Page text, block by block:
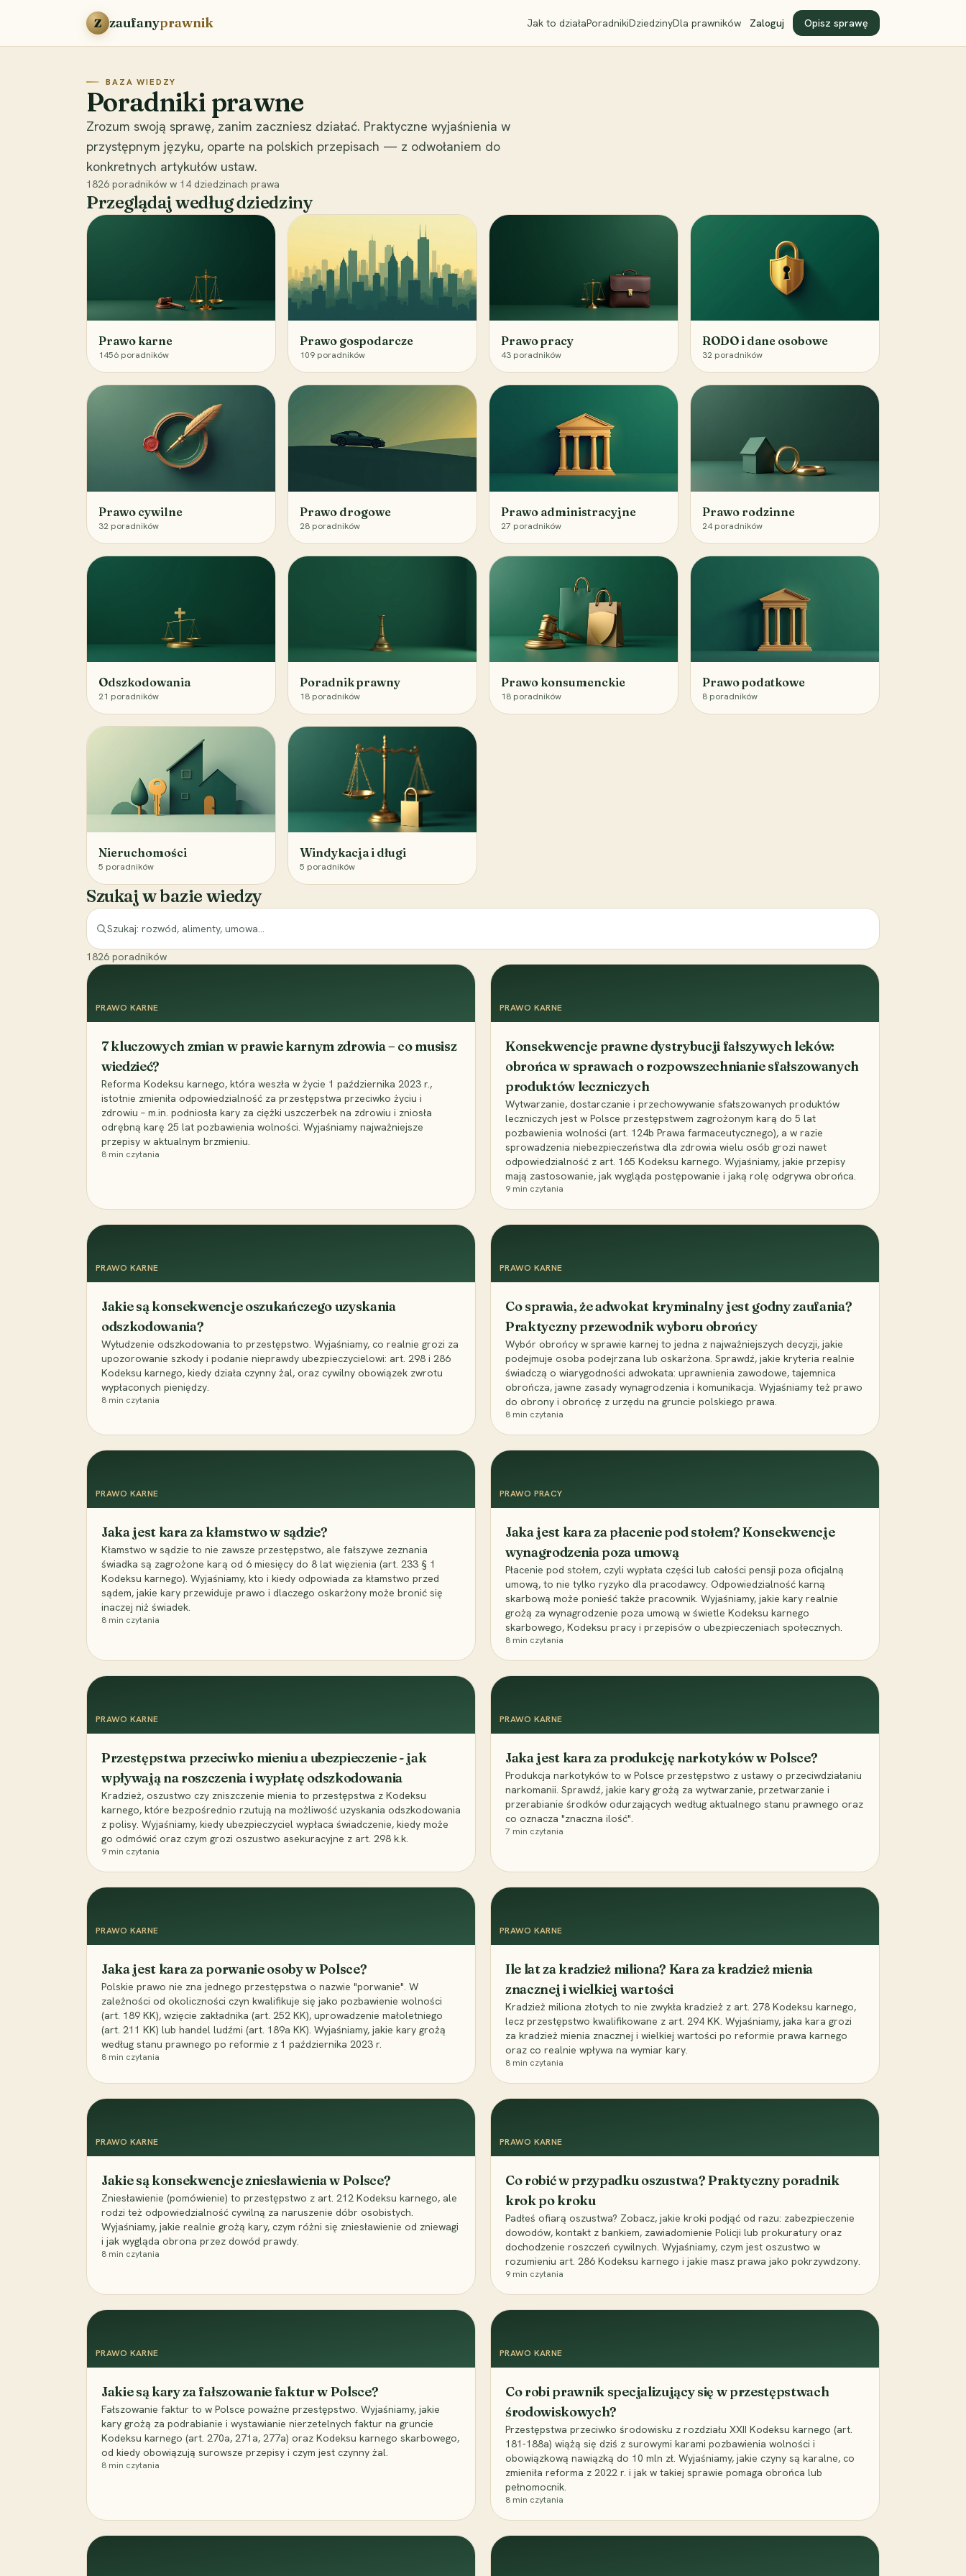
Przejdź do treści
Z zaufanyprawnik Jak to działaPoradnikiDziedzinyDla prawników Zaloguj Opisz sprawę
BAZA WIEDZY
Poradniki prawne
Zrozum swoją sprawę, zanim zaczniesz działać. Praktyczne wyjaśnienia w
przystępnym języku, oparte na polskich przepisach — z odwołaniem do
konkretnych artykułów ustaw.
1826 poradników w 14 dziedzinach prawa
Przeglądaj według dziedziny
Prawo karne
1456 poradników
Prawo gospodarcze
109 poradników
Prawo pracy
43 poradników
RODO i dane osobowe
32 poradników
Prawo cywilne
32 poradników
Prawo drogowe
28 poradników
Prawo administracyjne
27 poradników
Prawo rodzinne
24 poradników
Odszkodowania
21 poradników
Poradnik prawny
18 poradników
Prawo konsumenckie
18 poradników
Prawo podatkowe
8 poradników
Nieruchomości
5 poradników
Windykacja i długi
5 poradników
Szukaj w bazie wiedzy
1826 poradników
PRAWO KARNE
7 kluczowych zmian w prawie karnym zdrowia – co musisz
wiedzieć?
Reforma Kodeksu karnego, która weszła w życie 1 października 2023 r.,
istotnie zmieniła odpowiedzialność za przestępstwa przeciwko życiu i
zdrowiu – m.in. podniosła kary za ciężki uszczerbek na zdrowiu i zniosła
odrębną karę 25 lat pozbawienia wolności. Wyjaśniamy najważniejsze
przepisy w aktualnym brzmieniu.
8 min czytania
PRAWO KARNE
Konsekwencje prawne dystrybucji fałszywych leków:
obrońca w sprawach o rozpowszechnianie sfałszowanych
produktów leczniczych
Wytwarzanie, dostarczanie i przechowywanie sfałszowanych produktów
leczniczych jest w Polsce przestępstwem zagrożonym karą do 5 lat
pozbawienia wolności (art. 124b Prawa farmaceutycznego), a w razie
sprowadzenia niebezpieczeństwa dla zdrowia wielu osób grozi nawet
odpowiedzialność z art. 165 Kodeksu karnego. Wyjaśniamy, jakie przepisy
mają zastosowanie, jak wygląda postępowanie i jaką rolę odgrywa obrońca.
9 min czytania
PRAWO KARNE
Jakie są konsekwencje oszukańczego uzyskania
odszkodowania?
Wyłudzenie odszkodowania to przestępstwo. Wyjaśniamy, co realnie grozi za
upozorowanie szkody i podanie nieprawdy ubezpieczycielowi: art. 298 i 286
Kodeksu karnego, kiedy działa czynny żal, oraz cywilny obowiązek zwrotu
wypłaconych pieniędzy.
8 min czytania
PRAWO KARNE
Co sprawia, że adwokat kryminalny jest godny zaufania?
Praktyczny przewodnik wyboru obrońcy
Wybór obrońcy w sprawie karnej to jedna z najważniejszych decyzji, jakie
podejmuje osoba podejrzana lub oskarżona. Sprawdź, jakie kryteria realnie
świadczą o wiarygodności adwokata: uprawnienia zawodowe, tajemnica
obrończa, jawne zasady wynagrodzenia i komunikacja. Wyjaśniamy też prawo
do obrony i obrońcę z urzędu na gruncie polskiego prawa.
8 min czytania
PRAWO KARNE
Jaka jest kara za kłamstwo w sądzie?
Kłamstwo w sądzie to nie zawsze przestępstwo, ale fałszywe zeznania
świadka są zagrożone karą od 6 miesięcy do 8 lat więzienia (art. 233 § 1
Kodeksu karnego). Wyjaśniamy, kto i kiedy odpowiada za kłamstwo przed
sądem, jakie kary przewiduje prawo i dlaczego oskarżony może bronić się
inaczej niż świadek.
8 min czytania
PRAWO PRACY
Jaka jest kara za płacenie pod stołem? Konsekwencje
wynagrodzenia poza umową
Płacenie pod stołem, czyli wypłata części lub całości pensji poza oficjalną
umową, to nie tylko ryzyko dla pracodawcy. Odpowiedzialność karną
skarbową może ponieść także pracownik. Wyjaśniamy, jakie kary realnie
grożą za wynagrodzenie poza umową w świetle Kodeksu karnego
skarbowego, Kodeksu pracy i przepisów o ubezpieczeniach społecznych.
8 min czytania
PRAWO KARNE
Przestępstwa przeciwko mieniu a ubezpieczenie - jak
wpływają na roszczenia i wypłatę odszkodowania
Kradzież, oszustwo czy zniszczenie mienia to przestępstwa z Kodeksu
karnego, które bezpośrednio rzutują na możliwość uzyskania odszkodowania
z polisy. Wyjaśniamy, kiedy ubezpieczyciel wypłaca świadczenie, kiedy może
go odmówić oraz czym grozi oszustwo asekuracyjne z art. 298 k.k.
9 min czytania
PRAWO KARNE
Jaka jest kara za produkcję narkotyków w Polsce?
Produkcja narkotyków to w Polsce przestępstwo z ustawy o przeciwdziałaniu
narkomanii. Sprawdź, jakie kary grożą za wytwarzanie, przetwarzanie i
przerabianie środków odurzających według aktualnego stanu prawnego oraz
co oznacza "znaczna ilość".
7 min czytania
PRAWO KARNE
Jaka jest kara za porwanie osoby w Polsce?
Polskie prawo nie zna jednego przestępstwa o nazwie "porwanie". W
zależności od okoliczności czyn kwalifikuje się jako pozbawienie wolności
(art. 189 KK), wzięcie zakładnika (art. 252 KK), uprowadzenie małoletniego
(art. 211 KK) lub handel ludźmi (art. 189a KK). Wyjaśniamy, jakie kary grożą
według stanu prawnego po reformie z 1 października 2023 r.
8 min czytania
PRAWO KARNE
Ile lat za kradzież miliona? Kara za kradzież mienia
znacznej i wielkiej wartości
Kradzież miliona złotych to nie zwykła kradzież z art. 278 Kodeksu karnego,
lecz przestępstwo kwalifikowane z art. 294 KK. Wyjaśniamy, jaka kara grozi
za kradzież mienia znacznej i wielkiej wartości po reformie prawa karnego
oraz co realnie wpływa na wymiar kary.
8 min czytania
PRAWO KARNE
Jakie są konsekwencje zniesławienia w Polsce?
Zniesławienie (pomówienie) to przestępstwo z art. 212 Kodeksu karnego, ale
rodzi też odpowiedzialność cywilną za naruszenie dóbr osobistych.
Wyjaśniamy, jakie realnie grożą kary, czym różni się zniesławienie od zniewagi
i jak wygląda obrona przez dowód prawdy.
8 min czytania
PRAWO KARNE
Co robić w przypadku oszustwa? Praktyczny poradnik
krok po kroku
Padłeś ofiarą oszustwa? Zobacz, jakie kroki podjąć od razu: zabezpieczenie
dowodów, kontakt z bankiem, zawiadomienie Policji lub prokuratury oraz
dochodzenie roszczeń cywilnych. Wyjaśniamy, czym jest oszustwo w
rozumieniu art. 286 Kodeksu karnego i jakie masz prawa jako pokrzywdzony.
9 min czytania
PRAWO KARNE
Jakie są kary za fałszowanie faktur w Polsce?
Fałszowanie faktur to w Polsce poważne przestępstwo. Wyjaśniamy, jakie
kary grożą za podrabianie i wystawianie nierzetelnych faktur na gruncie
Kodeksu karnego (art. 270a, 271a, 277a) oraz Kodeksu karnego skarbowego,
od kiedy obowiązują surowsze przepisy i czym jest czynny żal.
8 min czytania
PRAWO KARNE
Co robi prawnik specjalizujący się w przestępstwach
środowiskowych?
Przestępstwa przeciwko środowisku z rozdziału XXII Kodeksu karnego (art.
181-188a) wiążą się dziś z surowymi karami pozbawienia wolności i
obowiązkową nawiązką do 10 mln zł. Wyjaśniamy, jakie czyny są karalne, co
zmieniła reforma z 2022 r. i jak w takiej sprawie pomaga obrońca lub
pełnomocnik.
8 min czytania